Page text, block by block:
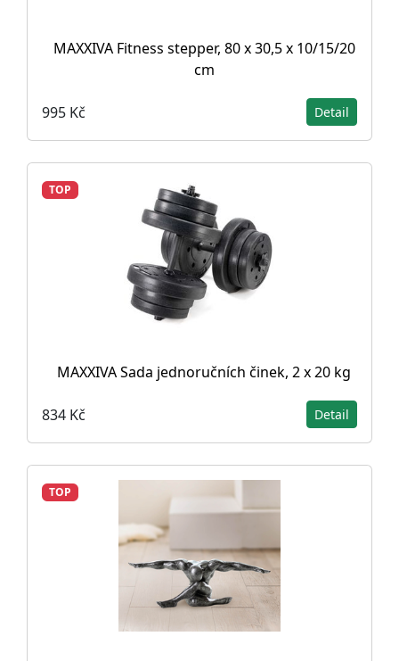
MAXXIVA Fitness stepper, 80 x 30,5 x 10/15/20
cm
995 Kč Detail
TOP
MAXXIVA Sada jednoručních činek, 2 x 20 kg
834 Kč Detail
TOP